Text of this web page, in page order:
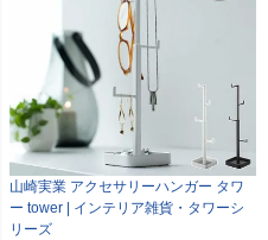
山崎実業 アクセサリーハンガー タワ
ー tower | インテリア雑貨・タワーシ
リーズ